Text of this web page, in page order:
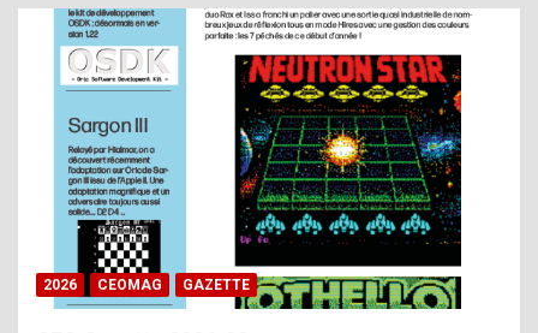
o
m
m
a
y
b
e
b
y
2026 CEOMAG GAZETTE